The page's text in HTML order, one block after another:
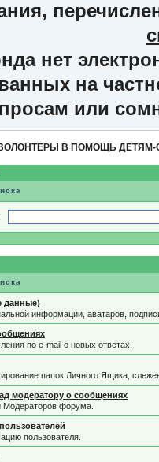
нет
на
или
"ВОЛОНТЕРЫ В ПОМОЩЬ
данные)
информации, аватаров,
по e-mail о новых ответах.
папок Личного Ящика,
модератору о сообщениях
Модераторов форума.
пользователя.